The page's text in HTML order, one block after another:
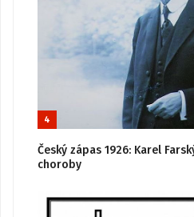
4
Český zápas 1926: Karel
choroby